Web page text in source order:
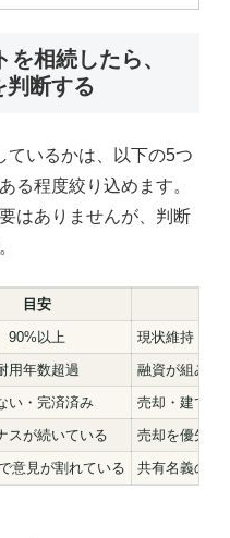
相続したら、
判断する
ているかは、以下の5つ
る程度絞り込めます。
はありませんが、判断
目安
90%以上
現状維持・建
用年数超過
融資が組みに
い・完済済み
売却・建て替
スが続いている
売却を優先的
意見が割れている 共有名義のま